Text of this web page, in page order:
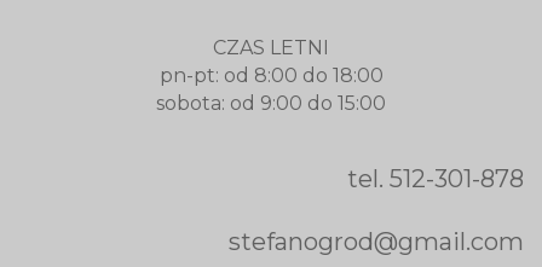
CZAS LETNI
pn-pt: od 8:00 do 18:00
sobota: od 9:00 do 15:00
tel. 512-301-878
stefanogrod@gmail.com